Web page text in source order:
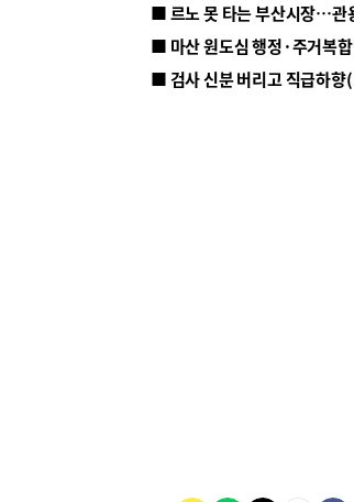
■ 르노 못 타는 부산시장…관
■ 마산 원도심 행정·주거복